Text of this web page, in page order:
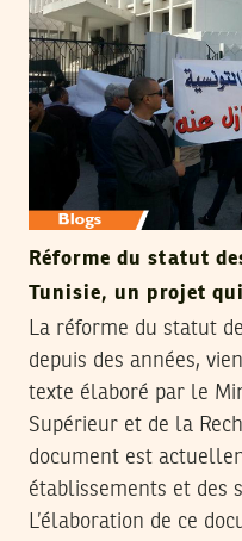
Réforme du statut
Tunisie, un projet
La réforme du statut
depuis des années,
texte élaboré par le
Supérieur et de la
document est
établissements et des
L’élaboration de ce